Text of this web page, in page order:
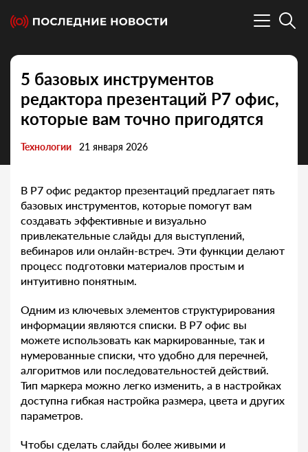
5 базовых инструментов
редактора презентаций Р7 офис,
которые вам точно пригодятся
Технологии 21 января 2026
В Р7 офис редактор презентаций предлагает пять
базовых инструментов, которые помогут вам
создавать эффективные и визуально
привлекательные слайды для выступлений,
вебинаров или онлайн-встреч. Эти функции делают
процесс подготовки материалов простым и
интуитивно понятным.
Одним из ключевых элементов структурирования
информации являются списки. В Р7 офис вы
можете использовать как маркированные, так и
нумерованные списки, что удобно для перечней,
алгоритмов или последовательностей действий.
Тип маркера можно легко изменить, а в настройках
доступна гибкая настройка размера, цвета и других
параметров.
Чтобы сделать слайды более живыми и